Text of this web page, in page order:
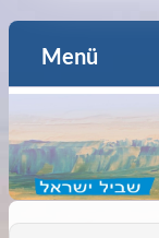
Menü